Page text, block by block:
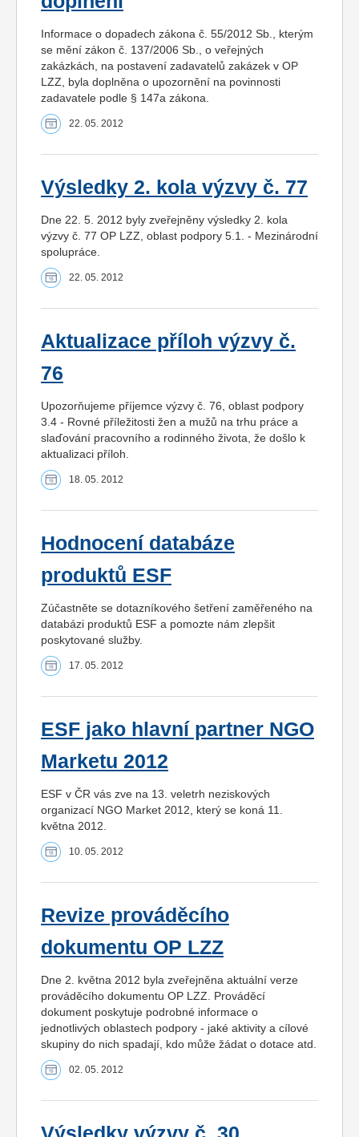
Informace o dopadech zákona č. 55/2012 Sb., kterým
se mění zákon č. 137/2006 Sb., o veřejných
zakázkách, na postavení zadavatelů zakázek v OP
LZZ, byla doplněna o upozornění na povinnosti
zadavatele podle § 147a zákona.
22. 05. 2012
Výsledky 2. kola výzvy č. 77
Dne 22. 5. 2012 byly zveřejněny výsledky 2. kola
výzvy č. 77 OP LZZ, oblast podpory 5.1. - Mezinárodní
spolupráce.
22. 05. 2012
Aktualizace příloh výzvy č.
76
Upozorňujeme příjemce výzvy č. 76, oblast podpory
3.4 - Rovné příležitosti žen a mužů na trhu práce a
slaďování pracovního a rodinného života, že došlo k
aktualizaci příloh.
18. 05. 2012
Hodnocení databáze
produktů ESF
Zúčastněte se dotazníkového šetření zaměřeného na
databázi produktů ESF a pomozte nám zlepšit
poskytované služby.
17. 05. 2012
ESF jako hlavní partner NGO
Marketu 2012
ESF v ČR vás zve na 13. veletrh neziskových
organizací NGO Market 2012, který se koná 11.
května 2012.
10. 05. 2012
Revize prováděcího
dokumentu OP LZZ
Dne 2. května 2012 byla zveřejněna aktuální verze
prováděcího dokumentu OP LZZ. Prováděcí
dokument poskytuje podrobné informace o
jednotlivých oblastech podpory - jaké aktivity a cílové
skupiny do nich spadají, kdo může žádat o dotace atd.
02. 05. 2012